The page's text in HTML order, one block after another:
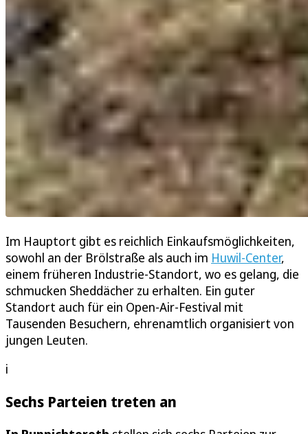
Im Hauptort gibt es reichlich Einkaufsmöglichkeiten,
sowohl an der Brölstraße als auch im Huwil-Center,
einem früheren Industrie-Standort, wo es gelang, die
schmucken Sheddächer zu erhalten. Ein guter
Standort auch für ein Open-Air-Festival mit
Tausenden Besuchern, ehrenamtlich organisiert von
jungen Leuten.
i
Sechs Parteien treten an